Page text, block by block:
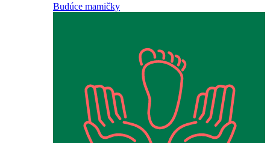
Budúce mamičky